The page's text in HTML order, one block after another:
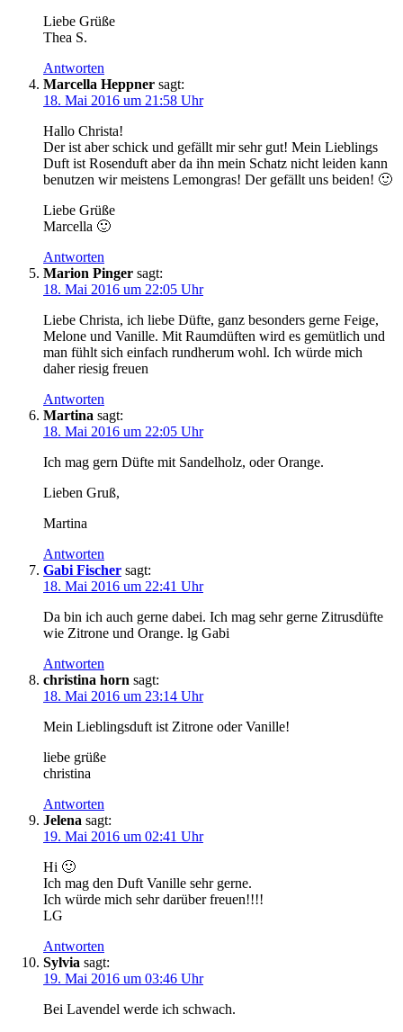
Liebe Grüße
Thea S.
Antworten
Marcella Heppner sagt:
18. Mai 2016 um 21:58 Uhr
Hallo Christa!
Der ist aber schick und gefällt mir sehr gut! Mein Lieblings
Duft ist Rosenduft aber da ihn mein Schatz nicht leiden kann
benutzen wir meistens Lemongras! Der gefällt uns beiden! 🙂
Liebe Grüße
Marcella 🙂
Antworten
Marion Pinger sagt:
18. Mai 2016 um 22:05 Uhr
Liebe Christa, ich liebe Düfte, ganz besonders gerne Feige,
Melone und Vanille. Mit Raumdüften wird es gemütlich und
man fühlt sich einfach rundherum wohl. Ich würde mich
daher riesig freuen
Antworten
Martina sagt:
18. Mai 2016 um 22:05 Uhr
Ich mag gern Düfte mit Sandelholz, oder Orange.
Lieben Gruß,
Martina
Antworten
Gabi Fischer sagt:
18. Mai 2016 um 22:41 Uhr
Da bin ich auch gerne dabei. Ich mag sehr gerne Zitrusdüfte
wie Zitrone und Orange. lg Gabi
Antworten
christina horn sagt:
18. Mai 2016 um 23:14 Uhr
Mein Lieblingsduft ist Zitrone oder Vanille!
liebe grüße
christina
Antworten
Jelena sagt:
19. Mai 2016 um 02:41 Uhr
Hi 🙂
Ich mag den Duft Vanille sehr gerne.
Ich würde mich sehr darüber freuen!!!!
LG
Antworten
Sylvia sagt:
19. Mai 2016 um 03:46 Uhr
Bei Lavendel werde ich schwach.